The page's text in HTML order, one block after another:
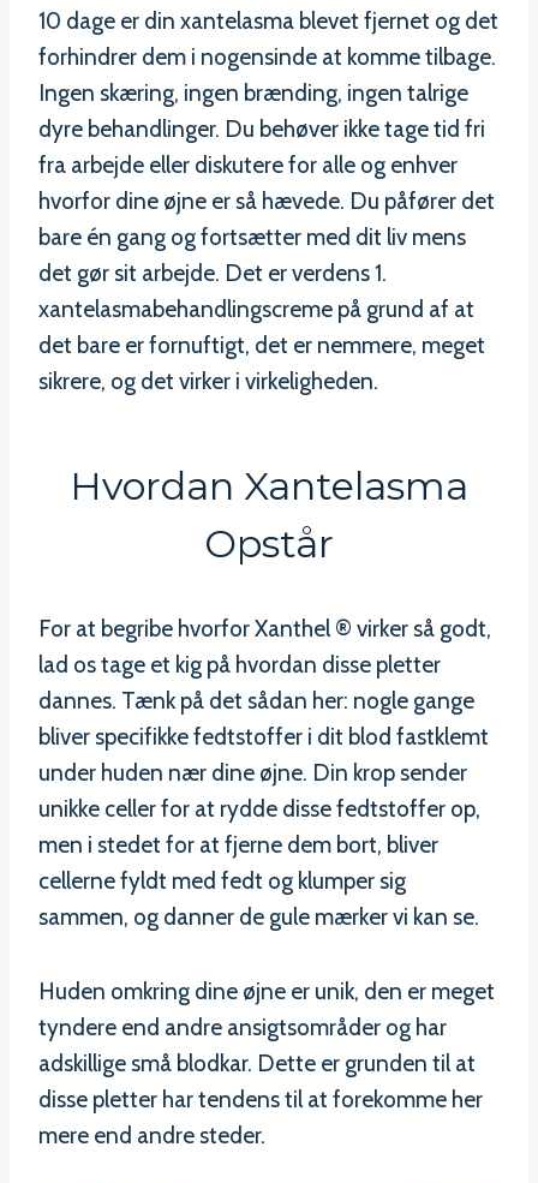
10 dage er din xantelasma blevet fjernet og det
forhindrer dem i nogensinde at komme tilbage.
Ingen skæring, ingen brænding, ingen talrige
dyre behandlinger. Du behøver ikke tage tid fri
fra arbejde eller diskutere for alle og enhver
hvorfor dine øjne er så hævede. Du påfører det
bare én gang og fortsætter med dit liv mens
det gør sit arbejde. Det er verdens 1.
xantelasmabehandlingscreme på grund af at
det bare er fornuftigt, det er nemmere, meget
sikrere, og det virker i virkeligheden.
Hvordan Xantelasma
Opstår
For at begribe hvorfor Xanthel ® virker så godt,
lad os tage et kig på hvordan disse pletter
dannes. Tænk på det sådan her: nogle gange
bliver specifikke fedtstoffer i dit blod fastklemt
under huden nær dine øjne. Din krop sender
unikke celler for at rydde disse fedtstoffer op,
men i stedet for at fjerne dem bort, bliver
cellerne fyldt med fedt og klumper sig
sammen, og danner de gule mærker vi kan se.
Huden omkring dine øjne er unik, den er meget
tyndere end andre ansigtsområder og har
adskillige små blodkar. Dette er grunden til at
disse pletter har tendens til at forekomme her
mere end andre steder.